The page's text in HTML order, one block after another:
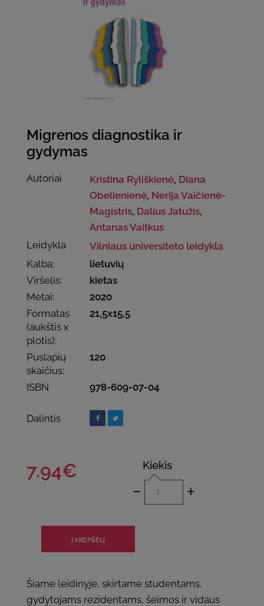
Migrenos diagnostika ir
gydymas
Autoriai Kristina Ryliškienė, Diana
Obelienienė, Nerija Vaičienė-
Magistris, Dalius Jatužis,
Antanas Vaitkus
Leidykla
Vilniaus universiteto leidykla
Kalba:
lietuvių
Viršelis:
kietas
Metai:
2020
Formatas
(aukštis x
plotis):
21,5x15,5
Puslapių
skaičius:
120
ISBN 978-609-07-04
Dalintis
7.94€ Kiekis
- +
Šiame leidinyje, skirtame studentams,
gydytojams rezidentams, šeimos ir vidaus